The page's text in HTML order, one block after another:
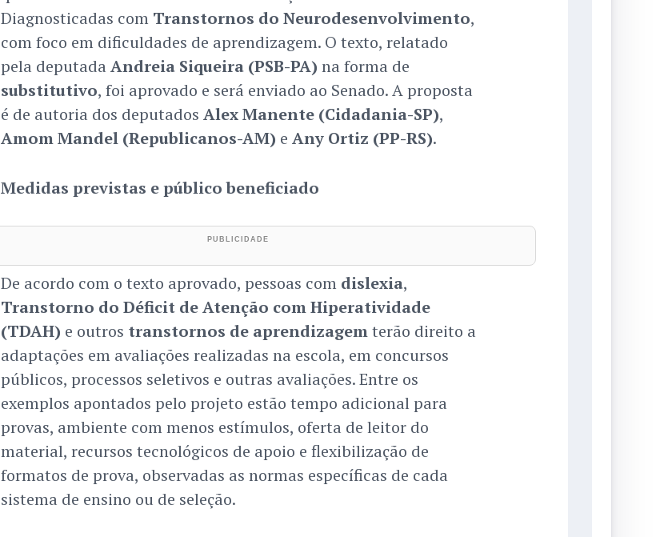
Diagnosticadas com Transtornos do Neurodesenvolvimento,
com foco em dificuldades de aprendizagem. O texto, relatado
pela deputada Andreia Siqueira (PSB-PA) na forma de
substitutivo, foi aprovado e será enviado ao Senado. A proposta
é de autoria dos deputados Alex Manente (Cidadania-SP),
Amom Mandel (Republicanos-AM) e Any Ortiz (PP-RS).
Medidas previstas e público beneficiado
De acordo com o texto aprovado, pessoas com dislexia,
Transtorno do Déficit de Atenção com Hiperatividade
(TDAH) e outros transtornos de aprendizagemterão direito a
adaptações em avaliações realizadas na escola, em concursos
públicos, processos seletivos e outras avaliações. Entre os
exemplos apontados pelo projeto estão tempo adicional para
provas, ambiente com menos estímulos, oferta de leitor do
material, recursos tecnológicos de apoio e flexibilização de
formatos de prova, observadas as normas específicas de cada
sistema de ensino ou de seleção.